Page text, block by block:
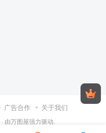
广告合作 关于我们
· 由万图屋强力驱动.